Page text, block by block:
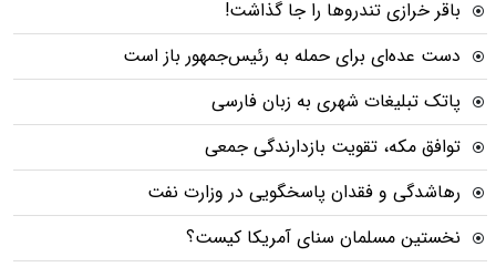
باقر خرازی تندروها را جا گذاشت!
دست عده‌ای برای حمله به رئیس‌جمهور باز است
پاتک تبلیغات شهری به زبان فارسی
توافق مکه، تقویت بازدارندگی جمعی
رهاشدگی و فقدان پاسخگویی در وزارت نفت
نخستین مسلمان سنای آمریکا کیست؟